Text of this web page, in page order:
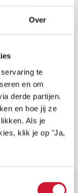
Over
te
en om
derde partijen.
en hoe jij ze
Als je
klik je op "Ja,
tussenschot
op een aantal
hebben zij
door het
in